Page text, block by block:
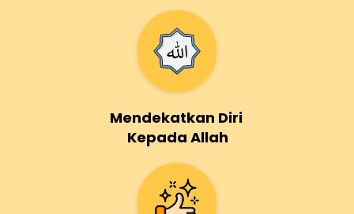
Mendekatkan Diri
Kepada Allah